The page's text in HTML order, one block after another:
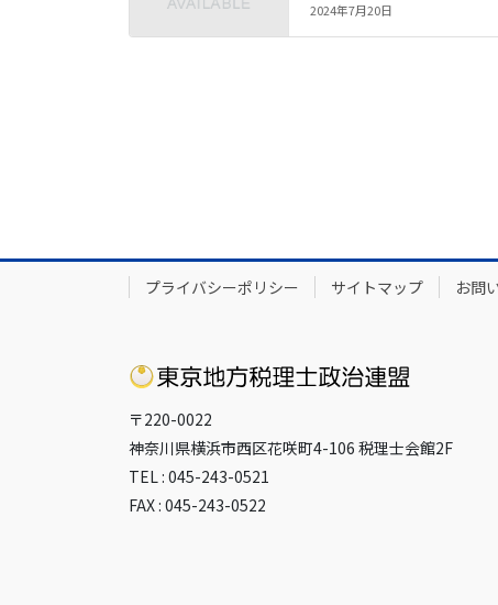
2024年7月20日
プライバシーポリシー サイトマップ お問
〒220-0022
神奈川県横浜市西区花咲町4-106 税理士会館2F
TEL : 045-243-0521
FAX : 045-243-0522